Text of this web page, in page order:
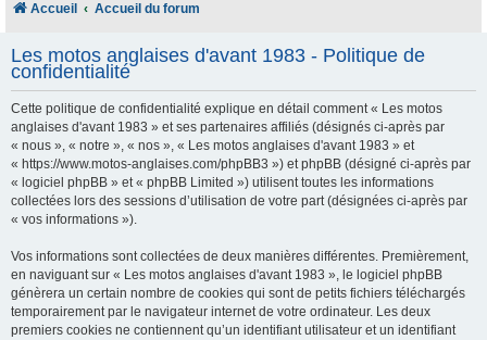
Accueil Accueil du forum
Les motos anglaises d'avant 1983 - Politique de
confidentialité
Cette politique de confidentialité explique en détail comment « Les motos
anglaises d'avant 1983 » et ses partenaires affiliés (désignés ci-après par
« nous », « notre », « nos », « Les motos anglaises d'avant 1983 » et
« https://www.motos-anglaises.com/phpBB3 ») et phpBB (désigné ci-après par
« logiciel phpBB » et « phpBB Limited ») utilisent toutes les informations
collectées lors des sessions d’utilisation de votre part (désignées ci-après par
« vos informations »).
Vos informations sont collectées de deux manières différentes. Premièrement,
en naviguant sur « Les motos anglaises d'avant 1983 », le logiciel phpBB
génèrera un certain nombre de cookies qui sont de petits fichiers téléchargés
temporairement par le navigateur internet de votre ordinateur. Les deux
premiers cookies ne contiennent qu’un identifiant utilisateur et un identifiant